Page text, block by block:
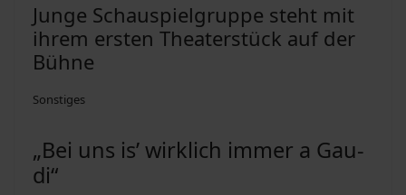
Jun­ge Schau­spiel­grup­pe steht mit
ih­rem er­sten Thea­ter­stück auf der
Büh­ne
Sonstiges
„Bei uns is’ wirk­lich im­mer a Gau­
di“